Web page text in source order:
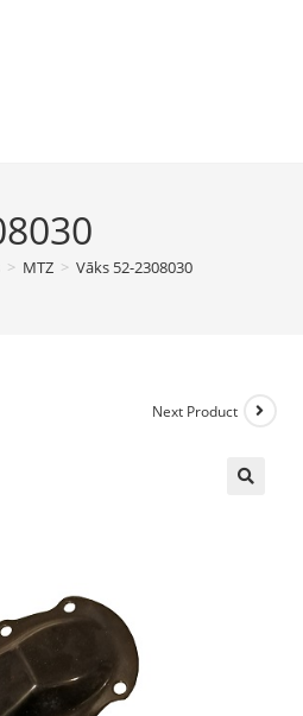
> MTZ > Vāks 52-2308030
Next Product